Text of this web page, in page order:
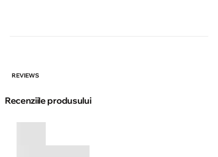
REVIEWS
Recenziile produsului